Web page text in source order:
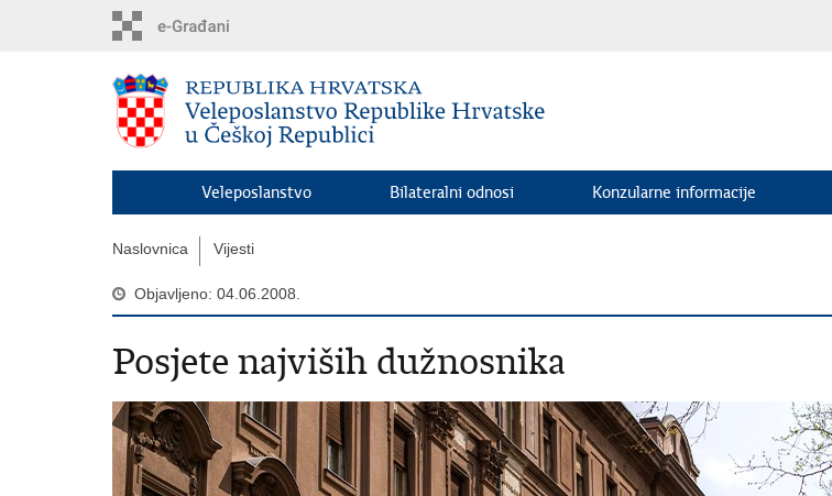
Veleposlanstvo Bilateralni odnosi Konzularne informacije
Naslovnica Vijesti
Objavljeno: 04.06.2008.
Posjete najviših dužnosnika